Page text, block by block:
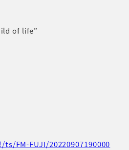
of life”
FM-FUJI/20220907190000